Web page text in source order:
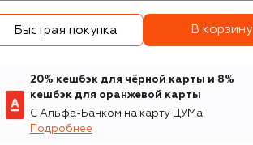
Быстрая покупка В корзину
20% кешбэк для чёрной карты и 8%
кешбэк для оранжевой карты
С Альфа-Банком на карту ЦУМа
Подробнее